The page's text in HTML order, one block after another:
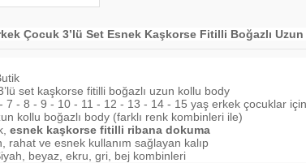
Çocuk 3’lü Set Esnek Kaşkorse Fitilli Boğazlı
set kaşkorse fitilli boğazlı uzun kollu body
7 - 8 - 9 - 10 - 11 - 12 - 13 - 14 - 15 yaş erkek çocuklar
kollu boğazlı body (farklı renk kombinleri ile)
esnek kaşkorse fitilli ribana dokuma
rahat ve esnek kullanım sağlayan kalıp
beyaz, ekru, gri, bej kombinleri